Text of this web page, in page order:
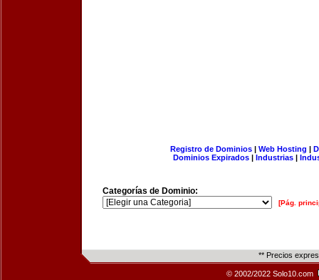
Registro de Dominios| Web Hosting |
Dominios Expirados | Industrias |
Categorías de Dominio:
[Pág.
** Precios
© 2002/2022 Solo10.com